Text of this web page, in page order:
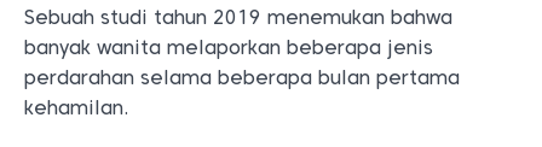
Sebuah studi tahun 2019 menemukan bahwa
banyak wanita melaporkan beberapa jenis
perdarahan selama beberapa bulan pertama
kehamilan.